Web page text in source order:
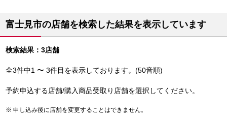
富士見市の店舗を検索した結果を表示しています
検索結果：3店舗
全3件中1 〜 3件目を表示しております。(50音順)
予約申込する店舗/購入商品受取り店舗を選択してください。
申し込み後に店舗を変更することはできません。